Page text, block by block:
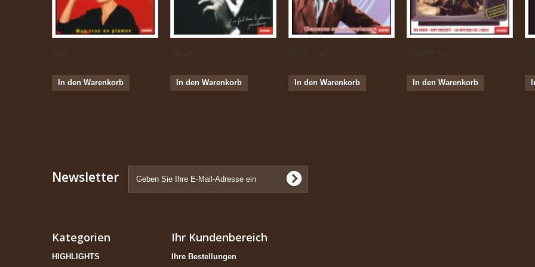
Zizi...
In den Warenkorb
Serge...
In den Warenkorb
Boris Vian...
In den Warenkorb
Western...
In den Warenkorb
Newsletter
Kategorien
HIGHLIGHTS
Ihr Kundenbereich
Ihre Bestellungen